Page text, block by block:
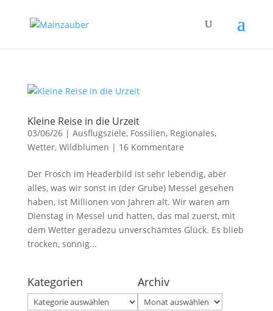
Kleine Reise in die Urzeit
03/06/26| Ausflugsziele, Fossilien, Regionales,
Wetter, Wildblumen | 16 Kommentare
Der Frosch im Headerbild ist sehr lebendig, aber
alles, was wir sonst in (der Grube) Messel gesehen
haben, ist Millionen von Jahren alt. Wir waren am
Dienstag in Messel und hatten, das mal zuerst, mit
dem Wetter geradezu unverschämtes Glück. Es blieb
trocken, sonnig...
Kategorien
Kategorien
Archiv
Archiv